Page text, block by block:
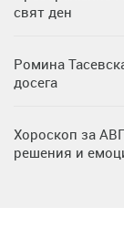
свят ден
Ромина
досега
Хороскоп за
решения и